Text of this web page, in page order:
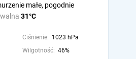
31°C
małe, pogodnie
Ciśnienie: 1023 hPa
Wilgotność: 46%